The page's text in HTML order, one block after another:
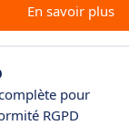
En savoir plus
pour
RGPD